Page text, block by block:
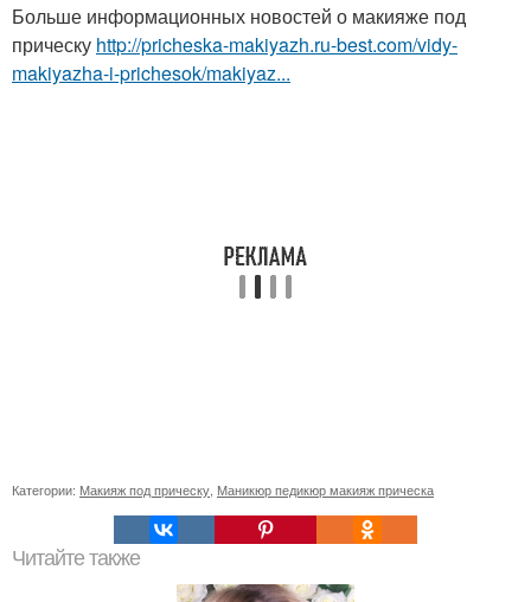
Больше информационных новостей о макияже под
прическу http://pricheska-makiyazh.ru-best.com/vidy-
makiyazha-i-prichesok/makiyaz...
Категории: Макияж под прическу Маникюр педикюр макияж прическа
Читайте также